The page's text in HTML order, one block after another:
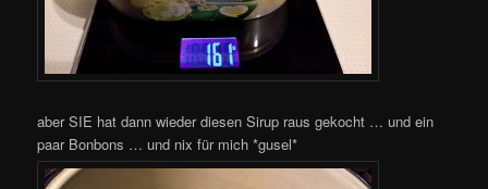
aber SIE hat dann wieder diesen Sirup raus gekocht … und ein
paar Bonbons … und nix für mich *gusel*